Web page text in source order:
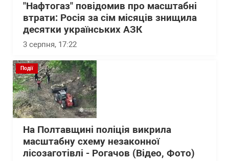
"Нафтогаз" повідомив про масштабні
втрати: Росія за сім місяців знищила
десятки українських АЗК
3 серпня, 17:22
Події
На Полтавщині поліція викрила
масштабну схему незаконної
лісозаготівлі - Рогачов (Відео, Фото)